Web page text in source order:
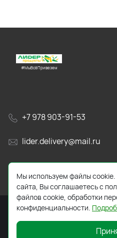
#МыВсёПривезем
+7 978 903-91-53
lider.delivery@mail.ru
просп. Генерала
Мы используем файлы
сайта, Вы соглашаетесь с
файлов cookie, обработки
конфиденциальности.